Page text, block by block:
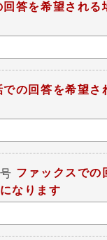
回答を希望される
での回答を希望さ
ファックスでの
なります